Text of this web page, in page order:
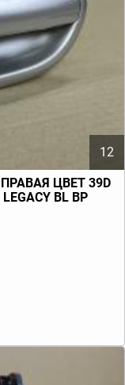
12
ЦВЕТ 39D
BL BP